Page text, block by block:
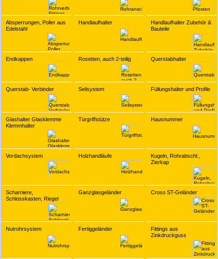
Absperrungen, Poller aus
Edelstahl
Handlaufhalter
Handlaufhalter Zubehör &
Bauteile
Endkappen Rosetten, auch 2-teilig Querstabhalter
Querstab- Verbinder Seilsystem Füllungshalter und Profile
Glashalter Glasklemme
Klemmhalter
Türgriffstütze Hausnummer
Vordachsystem Holzhandläufe
Kugeln, Rohrabschl.,
Zierkap
Scharniere,
Schlosskasten, Riegel
Ganzglasgeländer Croso ST-Geländer
Nutrohrsystem Fertiggeländer
Fittings aus
Zinkdruckguss